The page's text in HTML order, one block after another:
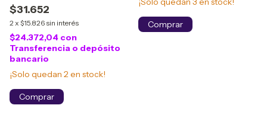
$31.652
2 x $15.826 sin interés
$24.372,04 con
Transferencia o depósito
bancario
¡Solo quedan 2 en stock!